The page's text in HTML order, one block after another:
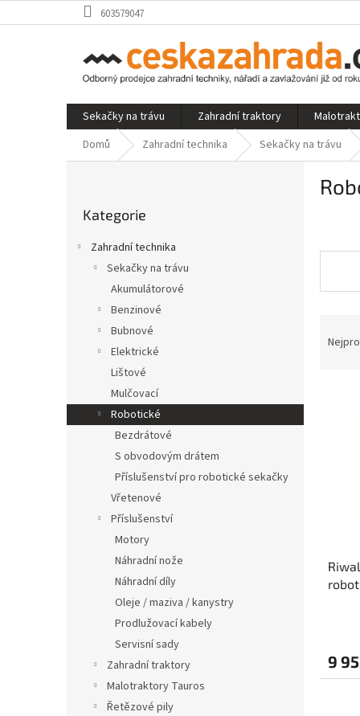
na
603579047
Sekačky na trávu Zahradní traktory
Domů
Zahradní technika Sekačky na trávu
l
kategorie
Kategorie
Zahradní technika
Sekačky na trávu
Akumulátorové
Benzinové
Bubnové
Elektrické
Lištové
Mulčovací
Robotické
Bezdrátové
S obvodovým drátem
Příslušenství pro robotické sekačky
Vřetenové
Příslušenství
Motory
Náhradní nože
Náhradní díly
Oleje / maziva / kanystry
Prodlužovací kabely
Servisní sady
Zahradní traktory
Malotraktory Tauros
Řetězové pily
9